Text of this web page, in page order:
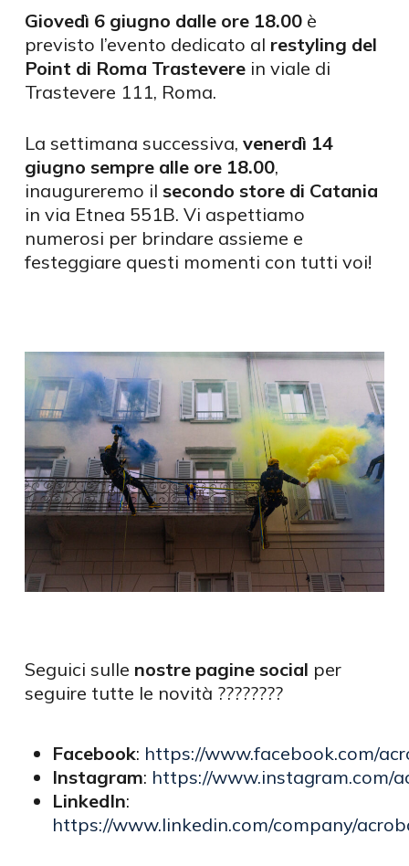
Giovedì 6 giugno dalle ore 18.00è
previsto l’evento dedicato al restyling del
Point di Roma Trasteverein viale di
Trastevere 111, Roma.
La settimana successiva, venerdì 14
giugno sempre alle ore 18.00,
inaugureremo il secondo store di Catania
in via Etnea 551B. Vi aspettiamo
numerosi per brindare assieme e
festeggiare questi momenti con tutti voi!
Seguici sulle nostre pagine social per
seguire tutte le novità ????????
Facebook: https://www.facebook.com/
Instagram: https://www.instagram.com/
LinkedIn:
https://www.linkedin.com/company/